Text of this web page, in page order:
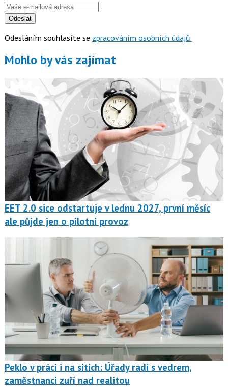
Odeslat
Odesláním souhlasíte se zpracováním osobních údajů.
Mohlo by vás zajímat
EET 2.0 sice odstartuje v lednu 2027, první měsíc
ale půjde jen o pilotní provoz
Peklo v práci i na sítích: Úřady radí s vedrem,
zaměstnanci zuří nad realitou